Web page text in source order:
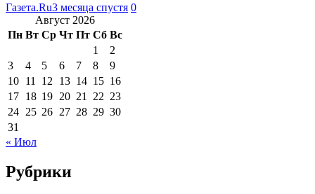
Газета.Ru3 месяца спустя 0
Август 2026
Пн Вт Ср Чт Пт Сб Вс
1
2
3
4 5 6 7 8
9
10 11 12 13 14 15 16
17 18 19 20 21 22 23
24 25 26 27 28 29 30
31
« Июл
Рубрики